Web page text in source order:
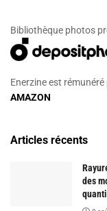
Bibliothèque photos
Enerzine est
AMAZON
Articles récents
des